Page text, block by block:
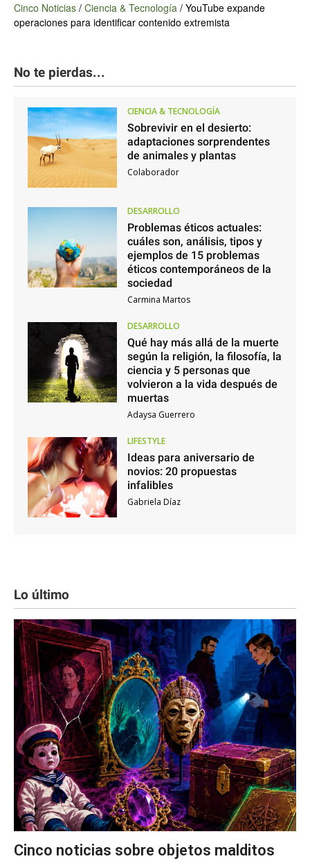
Cinco Noticias / Ciencia & Tecnología / YouTube expande
operaciones para identificar contenido extremista
No te pierdas...
CIENCIA & TECNOLOGÍA
Sobrevivir en el desierto:
adaptaciones sorprendentes
de animales y plantas
Colaborador
DESARROLLO
Problemas éticos actuales:
cuáles son, análisis, tipos y
ejemplos de 15 problemas
éticos contemporáneos de la
sociedad
Carmina Martos
DESARROLLO
Qué hay más allá de la muerte
según la religión, la filosofía, la
ciencia y 5 personas que
volvieron a la vida después de
muertas
Adaysa Guerrero
LIFESTYLE
Ideas para aniversario de
novios: 20 propuestas
infalibles
Gabriela Díaz
Lo último
Cinco noticias sobre objetos malditos